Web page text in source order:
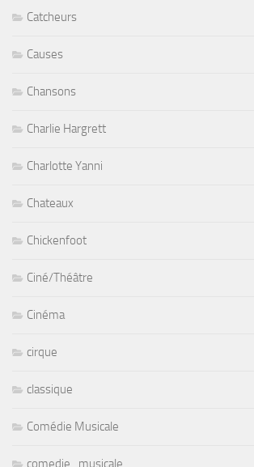
Catcheurs
Causes
Chansons
Charlie Hargrett
Charlotte Yanni
Chateaux
Chickenfoot
Ciné/Théâtre
Cinéma
cirque
classique
Comédie Musicale
comedie_musicale